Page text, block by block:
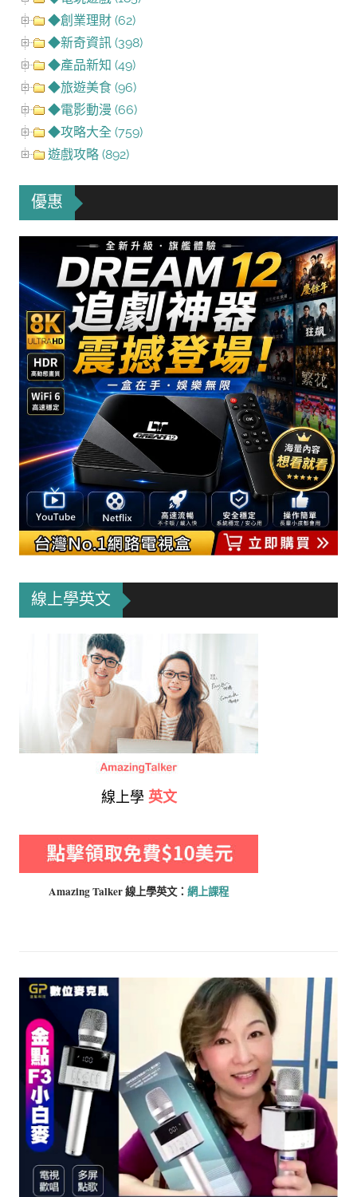
◆創業理財 (62)
◆新奇資訊 (398)
◆產品新知 (49)
◆旅遊美食 (96)
◆電影動漫 (66)
◆攻略大全 (759)
遊戲攻略 (892)
優惠
線上學英文
線上學 英文
Amazing Talker 線上學英文： 網上課程